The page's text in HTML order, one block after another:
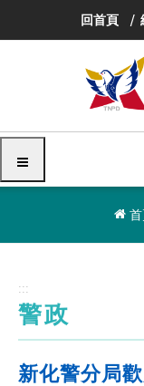
區
回首頁
選單
首
:::
警政
新化警分局